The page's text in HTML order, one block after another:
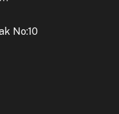
No:10